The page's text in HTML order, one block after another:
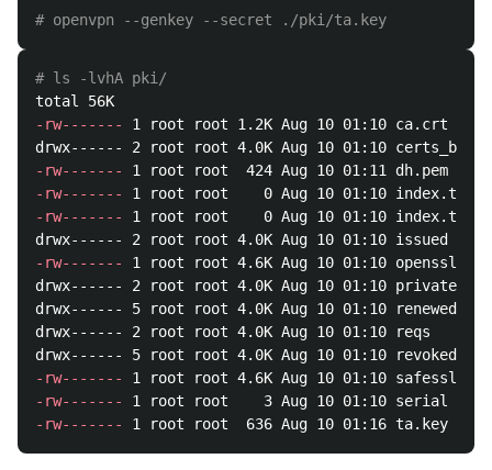
# openvpn --genkey --secret ./pki/ta.key
# ls -lvhA pki/
-rw-------
1 root root 1.2K Aug 10 01:10 ca.crt
-rw-------
-rw-------
-rw-------
1 root root    0 Aug 10 01:10
-rw-------
1 root root 4.6K Aug 10 01:10 openssl-
drwx------ 2 root root 4.0K Aug 10 01:10 private
drwx------ 5 root root 4.0K Aug 10 01:10 renewed
drwx------ 2 root root 4.0K Aug 10 01:10 reqs
-rw-------
-rw-------
-rw-------